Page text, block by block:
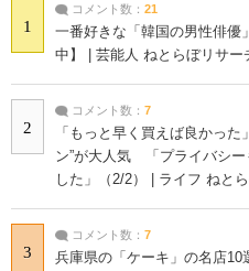
1
コメント数： 21
一番好きな「韓国の男性俳優
中】 | 芸能人 ねとらぼリサー
2
コメント数： 7
「もっと早く買えば良かっ
ン”が大人気 「プライバシー
した」（2/2） | ライフ ねと
3
コメント数： 7
兵庫県の「ケーキ」の名店